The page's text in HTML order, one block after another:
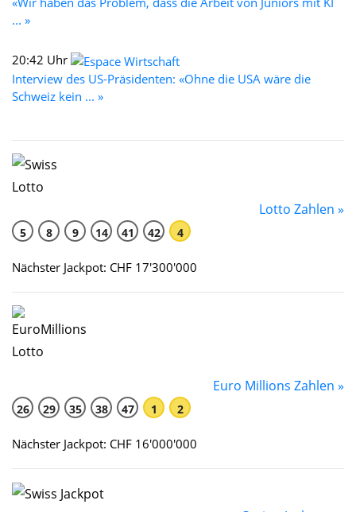
... »
20:42 Uhr
Interview des US-Präsidenten: «Ohne die USA wäre die
Schweiz kein ... »
Lotto Zahlen »
5 8 9 14 41 42 4
Nächster Jackpot: CHF 17'300'000
Euro Millions Zahlen »
26 29 35 38 47 1 2
Nächster Jackpot: CHF 16'000'000